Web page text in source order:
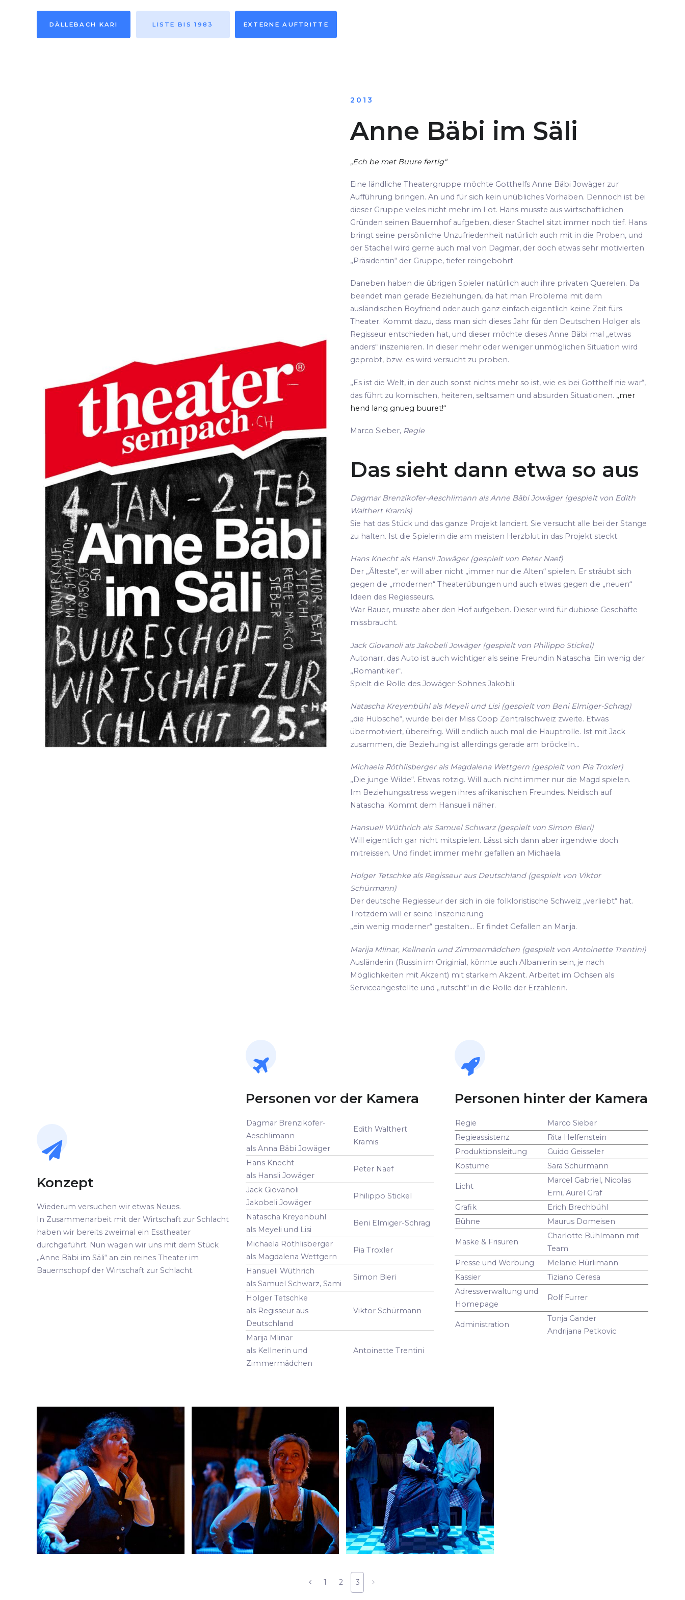
DÄLLEBACH KARI LISTE BIS 1983 EXTERNE AUFTRITTE
2013
Anne Bäbi im Säli
„Ech be met Buure fertig“
Eine ländliche Theatergruppe möchte Gotthelfs Anne Bäbi Jowäger zur
Aufführung bringen. An und für sich kein unübliches Vorhaben. Dennoch ist bei
dieser Gruppe vieles nicht mehr im Lot. Hans musste aus wirtschaftlichen
Gründen seinen Bauernhof aufgeben, dieser Stachel sitzt immer noch tief. Hans
bringt seine persönliche Unzufriedenheit natürlich auch mit in die Proben, und
der Stachel wird gerne auch mal von Dagmar, der doch etwas sehr motivierten
„Präsidentin“ der Gruppe, tiefer reingebohrt.
Daneben haben die übrigen Spieler natürlich auch ihre privaten Querelen. Da
beendet man gerade Beziehungen, da hat man Probleme mit dem
ausländischen Boyfriend oder auch ganz einfach eigentlich keine Zeit fürs
Theater. Kommt dazu, dass man sich dieses Jahr für den Deutschen Holger als
Regisseur entschieden hat, und dieser möchte dieses Anne Bäbi mal „etwas
anders“ inszenieren. In dieser mehr oder weniger unmöglichen Situation wird
geprobt, bzw. es wird versucht zu proben.
„Es ist die Welt, in der auch sonst nichts mehr so ist, wie es bei Gotthelf nie war“,
das führt zu komischen, heiteren, seltsamen und absurden Situationen. „mer
hend lang gnueg buuret!“
Marco Sieber, Regie
Das sieht dann etwa so aus
Dagmar Brenzikofer-Aeschlimann als Anne Bäbi Jowäger (gespielt von Edith
Walthert Kramis)
Sie hat das Stück und das ganze Projekt lanciert. Sie versucht alle bei der Stange
zu halten. Ist die Spielerin die am meisten Herzblut in das Projekt steckt.
Hans Knecht als Hansli Jowäger (gespielt von Peter Naef)
Der „Älteste“, er will aber nicht „immer nur die Alten“ spielen. Er sträubt sich
gegen die „modernen“ Theaterübungen und auch etwas gegen die „neuen“
Ideen des Regiesseurs.
War Bauer, musste aber den Hof aufgeben. Dieser wird für dubiose Geschäfte
missbraucht.
Jack Giovanoli als Jakobeli Jowäger (gespielt von Philippo Stickel)
Autonarr, das Auto ist auch wichtiger als seine Freundin Natascha. Ein wenig der
„Romantiker“.
Spielt die Rolle des Jowäger-Sohnes Jakobli.
Natascha Kreyenbühl als Meyeli und Lisi (gespielt von Beni Elmiger-Schrag)
„die Hübsche“, wurde bei der Miss Coop Zentralschweiz zweite. Etwas
übermotiviert, übereifrig. Will endlich auch mal die Hauptrolle. Ist mit Jack
zusammen, die Beziehung ist allerdings gerade am bröckeln...
Michaela Röthlisberger als Magdalena Wettgern (gespielt von Pia Troxler)
„Die junge Wilde“. Etwas rotzig. Will auch nicht immer nur die Magd spielen.
Im Beziehungsstress wegen ihres afrikanischen Freundes. Neidisch auf
Natascha. Kommt dem Hansueli näher.
Hansueli Wüthrich als Samuel Schwarz (gespielt von Simon Bieri)
Will eigentlich gar nicht mitspielen. Lässt sich dann aber irgendwie doch
mitreissen. Und findet immer mehr gefallen an Michaela.
Holger Tetschke als Regisseur aus Deutschland (gespielt von Viktor
Schürmann)
Der deutsche Regiesseur der sich in die folkloristische Schweiz „verliebt“ hat.
Trotzdem will er seine Inszenierung
„ein wenig moderner“ gestalten... Er findet Gefallen an Marija.
Marija Mlinar, Kellnerin und Zimmermädchen (gespielt von Antoinette Trentini)
Ausländerin (Russin im Originial, könnte auch Albanierin sein, je nach
Möglichkeiten mit Akzent) mit starkem Akzent. Arbeitet im Ochsen als
Serviceangestellte und „rutscht“ in die Rolle der Erzählerin.
Konzept
Wiederum versuchen wir etwas Neues.
In Zusammenarbeit mit der Wirtschaft zur Schlacht
haben wir bereits zweimal ein Esstheater
durchgeführt. Nun wagen wir uns mit dem Stück
„Anne Bäbi im Säli“ an ein reines Theater im
Bauernschopf der Wirtschaft zur Schlacht.
Personen vor der Kamera
Dagmar Brenzikofer-
Aeschlimann
als Anna Bäbi Jowäger
Edith Walthert
Kramis
Hans Knecht
als Hansli Jowäger
Peter Naef
Jack Giovanoli
Jakobeli Jowäger
Philippo Stickel
Natascha Kreyenbühl
als Meyeli und Lisi
Beni Elmiger-Schrag
Michaela Röthlisberger
als Magdalena Wettgern
Pia Troxler
Hansueli Wüthrich
als Samuel Schwarz, Sami
Simon Bieri
Holger Tetschke
als Regisseur aus
Deutschland
Viktor Schürmann
Marija Mlinar
als Kellnerin und
Zimmermädchen
Antoinette Trentini
Personen hinter der Kamera
Regie
Marco Sieber
Regieassistenz
Rita Helfenstein
Produktionsleitung
Guido Geisseler
Kostüme
Sara Schürmann
Licht
Marcel Gabriel, Nicolas
Erni, Aurel Graf
Grafik
Erich Brechbühl
Bühne
Maurus Domeisen
Maske & Frisuren
Charlotte Bühlmann mit
Team
Presse und Werbung
Melanie Hürlimann
Kassier
Tiziano Ceresa
Adressverwaltung und
Homepage
Rolf Furrer
Administration
Tonja Gander
Andrijana Petkovic
1 2 3